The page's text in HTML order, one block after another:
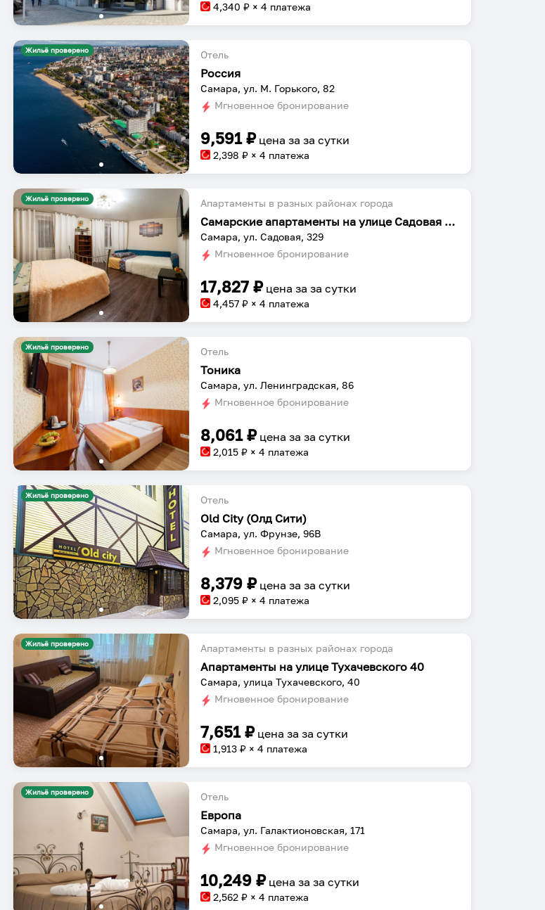
4,340 ₽ × 4 платежа
Жильё проверено Отель
Россия
Самара, ул. М. Горького, 82
Мгновенное бронирование
9,591₽ цена заза сутки
2,398 ₽ × 4 платежа
Жильё проверено Апартаменты в разных районах города
Самарские апартаменты на улице Садовая 329
Самара, ул. Садовая, 329
Мгновенное бронирование
17,827 ₽ цена заза сутки
4,457 ₽ × 4 платежа
Жильё проверено Отель
Тоника
Самара, ул. Ленинградская, 86
Мгновенное бронирование
8,061₽ цена заза сутки
2,015 ₽ × 4 платежа
Жильё проверено Отель
Old City (Олд Сити)
Самара, ул. Фрунзе, 96В
Мгновенное бронирование
8,379 ₽ цена заза сутки
2,095 ₽ × 4 платежа
Жильё проверено Апартаменты в разных районах города
Апартаменты на улице Тухачевского 40
Самара, улица Тухачевского, 40
Мгновенное бронирование
7,651₽ цена заза сутки
1,913 ₽ × 4 платежа
Жильё проверено Отель
Европа
Самара, ул. Галактионовская, 171
Мгновенное бронирование
10,249 ₽ цена заза сутки
2,562 ₽ × 4 платежа